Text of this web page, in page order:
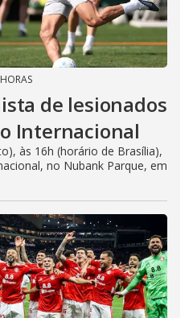
de lesionados
Internacional
às 16h (horário de Brasília),
no Nubank Parque, em